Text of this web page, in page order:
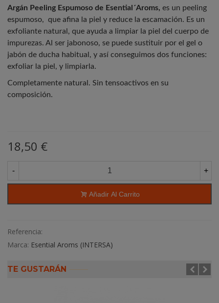
Argán Peeling Espumoso de Esential´Aroms, es un peeling
espumoso, que afina la piel y reduce la escamación. Es un
exfoliante natural, que ayuda a limpiar la piel del cuerpo de
impurezas. Al ser jabonoso, se puede sustituir por el gel o
jabón de ducha habitual, y así conseguimos dos funciones:
exfoliar la piel, y limpiarla.
Completamente natural. Sin tensoactivos en su
composición.
18,50 €
- +
Añadir Al Carrito
Referencia:
Marca: Esential Aroms (INTERSA)
TE GUSTARÁN